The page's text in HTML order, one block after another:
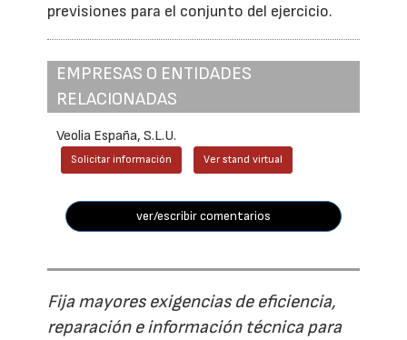
previsiones para el conjunto del ejercicio.
EMPRESAS O ENTIDADES
RELACIONADAS
Veolia España, S.L.U.
Solicitar información Ver stand virtual
ver/escribir comentarios
Fija mayores exigencias de eficiencia,
reparación e información técnica para